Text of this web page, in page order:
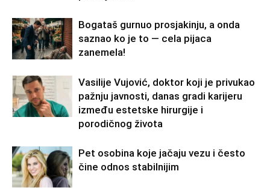
Bogataš gurnuo prosjakinju, a onda
saznao ko je to — cela pijaca
zanemela!
Vasilije Vujović, doktor koji je privukao
pažnju javnosti, danas gradi karijeru
između estetske hirurgije i
porodičnog života
Pet osobina koje jačaju vezu i često
čine odnos stabilnijim